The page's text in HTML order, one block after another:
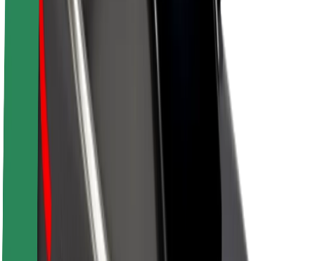
Projekt Zero
Blog
Tiskové centrum
Pokyny ke značce
Naše poslání
Vztahy s investory
Vedení
Značka
Média
Městský fond
Bezpečnost